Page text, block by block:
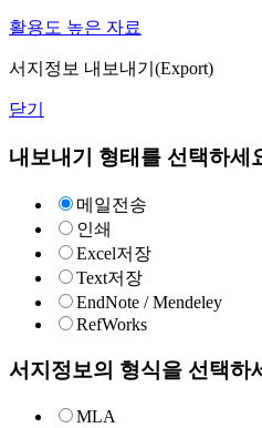
활용도 높은 자료
서지정보 내보내기(Export)
닫기
내보내기 형태를 선택하세
메일전송
인쇄
Excel저장
Text저장
EndNote / Mendeley
RefWorks
서지정보의 형식을 선택하
MLA